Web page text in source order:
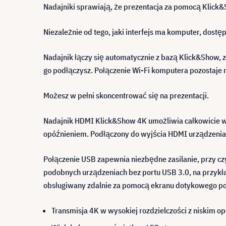
Nadajniki sprawiają, że prezentacja za pomocą
Niezależnie od tego, jaki interfejs ma komputer,
Nadajnik łączy się automatycznie z bazą
go podłączysz. Połączenie Wi-Fi komputera pozostaje
Możesz w pełni skoncentrować się na prezentacji.
Nadajnik HDMI Klick&Show 4K umożliwia
opóźnieniem. Podłączony do wyjścia HDMI
Połączenie USB zapewnia niezbędne zasilanie, przy
podobnych urządzeniach bez portu USB 3.0, na
obsługiwany zdalnie za pomocą ekranu dotykowego
Transmisja 4K w wysokiej rozdzielczości z niskim